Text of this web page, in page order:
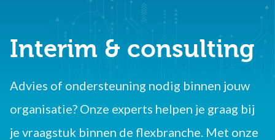
Interim & consulting
Advies of ondersteuning nodig binnen jouw
organisatie? Onze experts helpen je graag bij
je vraagstuk binnen de flexbranche. Met onze